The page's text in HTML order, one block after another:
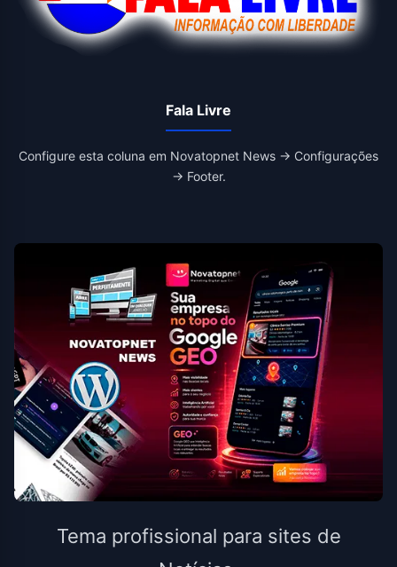
Fala Livre
Configure esta coluna em Novatopnet News → Configurações
→ Footer.
Tema profissional para sites de